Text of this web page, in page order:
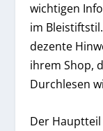
wichtigen
im
dezente
ihrem Shop,
Durchlesen
Der